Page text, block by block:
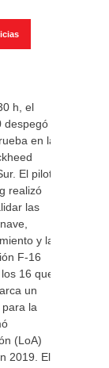
h, el
despegó
en las
El piloto
realizó
las
y la
F-16
16 que
un
la
(LoA)
2019. El